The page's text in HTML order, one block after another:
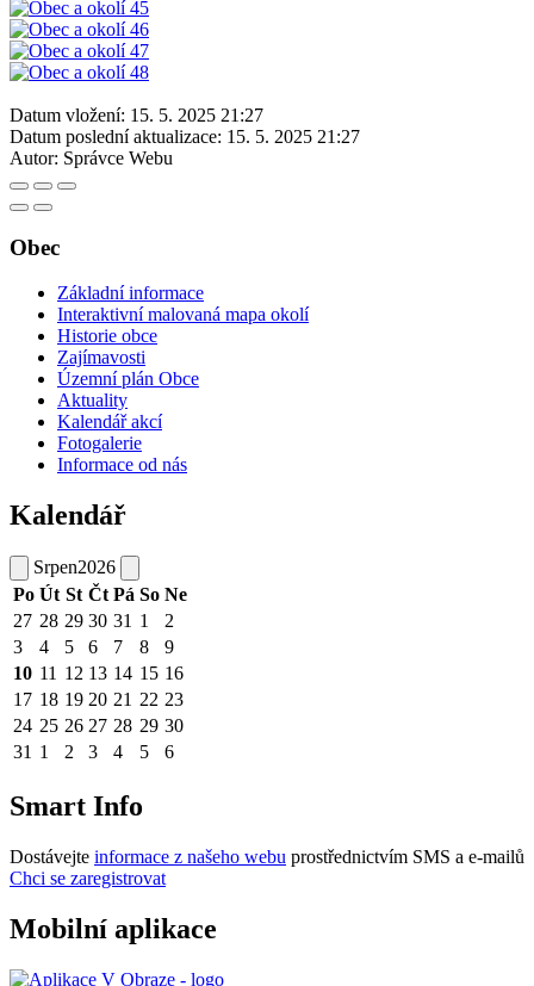
Datum vložení: 15. 5. 2025 21:27
Datum poslední aktualizace: 15. 5. 2025 21:27
Autor: Správce Webu
Obec
Základní informace
Interaktivní malovaná mapa okolí
Historie obce
Zajímavosti
Územní plán Obce
Aktuality
Kalendář akcí
Fotogalerie
Informace od nás
Kalendář
Srpen2026
Po Út St Čt Pá So Ne
27 28 29 30 31 1
2
3
4 5 6 7 8
9
10 11 12 13 14 15 16
17 18 19 20 21 22 23
24 25 26 27 28 29 30
31 1 2 3 4 5 6
Smart Info
Dostávejte informace z našeho webu prostřednictvím SMS a e-mailů
Chci se zaregistrovat
Mobilní aplikace